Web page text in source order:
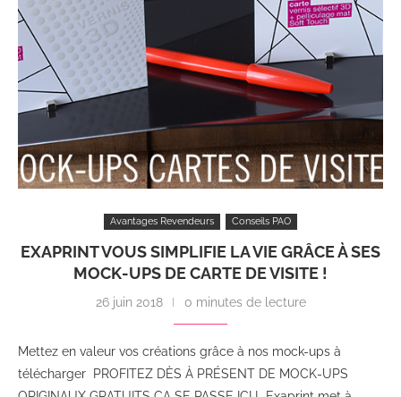
Avantages Revendeurs Conseils PAO
EXAPRINT VOUS SIMPLIFIE LA VIE GRÂCE À SES
MOCK-UPS DE CARTE DE VISITE !
26 juin 2018 0 minutes de lecture
Mettez en valeur vos créations grâce à nos mock-ups à
télécharger PROFITEZ DÈS À PRÉSENT DE MOCK-UPS